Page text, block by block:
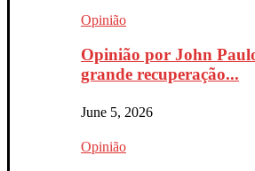
Opinião
Opinião por John
grande recuperação...
June 5, 2026
Opinião